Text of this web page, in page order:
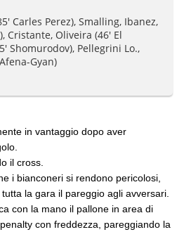
Carles Perez), Smalling, Ibanez,
Cristante, Oliveira (46' El
Shomurodov), Pellegrini Lo.,
Gyan)
in vantaggio dopo aver
il cross.
i bianconeri si rendono pericolosi,
la gara il pareggio agli avversari.
con la mano il pallone in area di
con freddezza, pareggiando la